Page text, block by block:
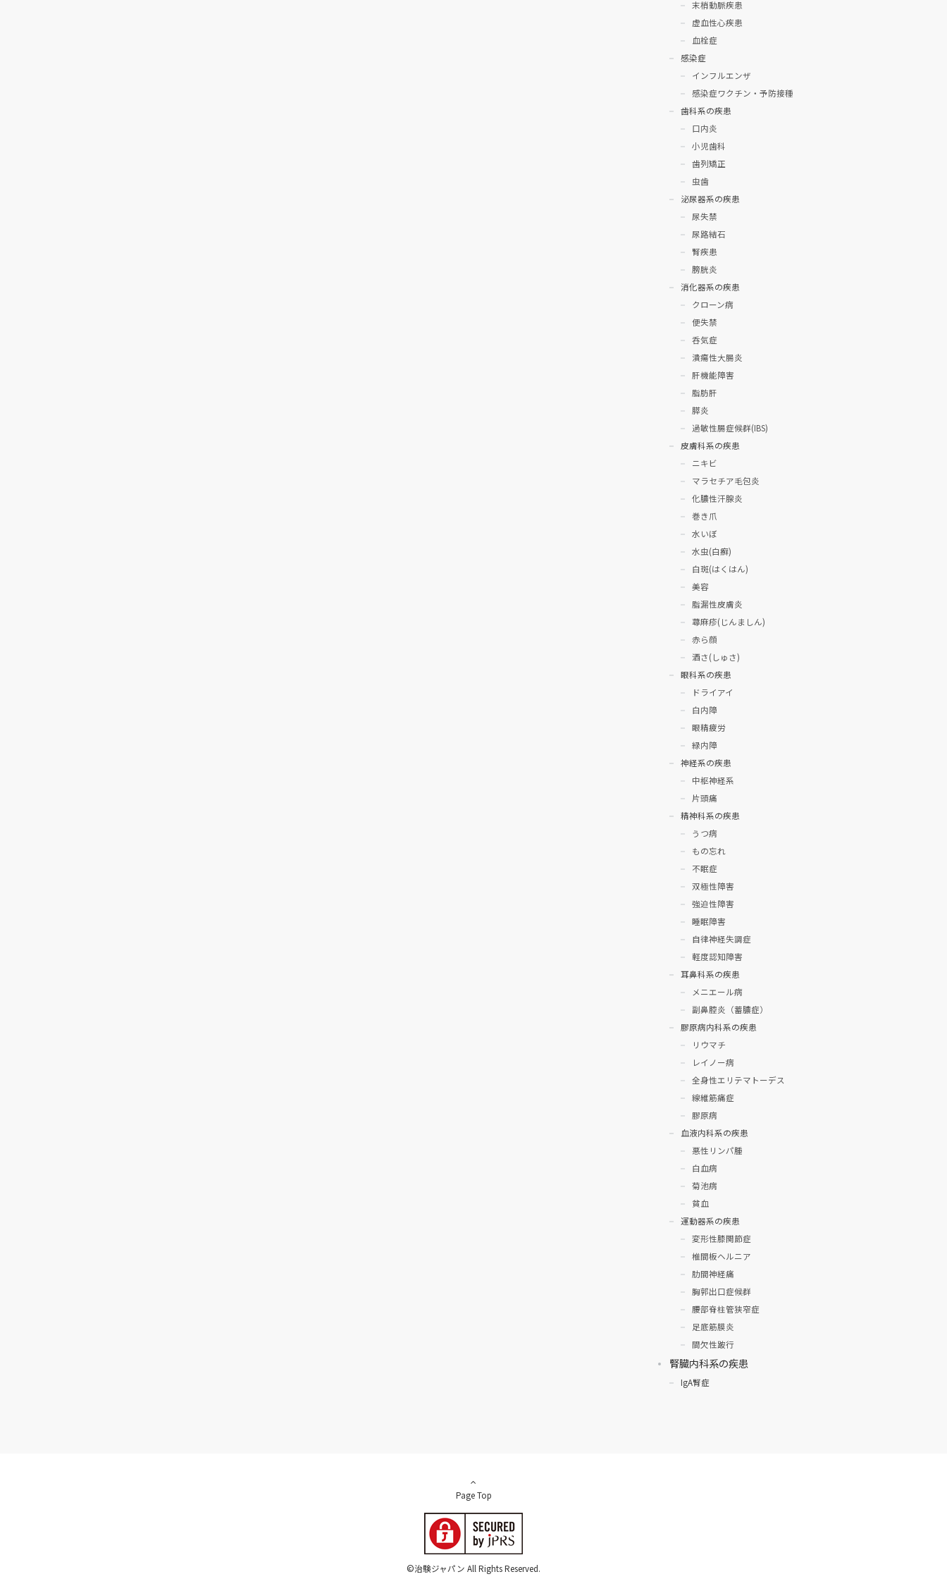
末梢動脈疾患
虚血性心疾患
血栓症
感染症
インフルエンザ
感染症ワクチン・予防接種
歯科系の疾患
口内炎
小児歯科
歯列矯正
虫歯
泌尿器系の疾患
尿失禁
尿路結石
腎疾患
膀胱炎
消化器系の疾患
クローン病
便失禁
呑気症
潰瘍性大腸炎
肝機能障害
脂肪肝
膵炎
過敏性腸症候群(IBS)
皮膚科系の疾患
ニキビ
マラセチア毛包炎
化膿性汗腺炎
巻き爪
水いぼ
水虫(白癬)
白斑(はくはん)
美容
脂漏性皮膚炎
蕁麻疹(じんましん)
赤ら顔
酒さ(しゅさ)
眼科系の疾患
ドライアイ
白内障
眼精疲労
緑内障
神経系の疾患
中枢神経系
片頭痛
精神科系の疾患
うつ病
もの忘れ
不眠症
双極性障害
強迫性障害
睡眠障害
自律神経失調症
軽度認知障害
耳鼻科系の疾患
メニエール病
副鼻腔炎（蓄膿症）
膠原病内科系の疾患
リウマチ
レイノー病
全身性エリテマトーデス
線維筋痛症
膠原病
血液内科系の疾患
悪性リンパ腫
白血病
菊池病
貧血
運動器系の疾患
変形性膝関節症
椎間板ヘルニア
肋間神経痛
胸郭出口症候群
腰部脊柱管狭窄症
足底筋膜炎
間欠性跛行
腎臓内科系の疾患
IgA腎症
Page Top
©治験ジャパン All Rights Reserved.